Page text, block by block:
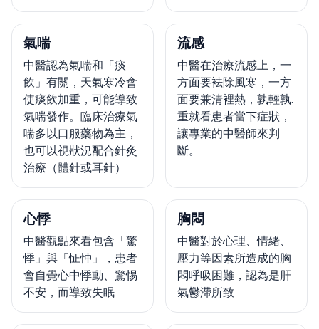
氣喘
中醫認為氣喘和「痰
飲」有關，天氣寒冷會
使痰飲加重，可能導致
氣喘發作。臨床治療氣
喘多以口服藥物為主，
也可以視狀況配合針灸
治療（體針或耳針）
流感
中醫在治療流感上，一
方面要袪除風寒，一方
面要兼清裡熱，孰輕孰.
重就看患者當下症狀，
讓專業的中醫師來判
斷。
心悸
中醫觀點來看包含「驚
悸」與「怔忡」，患者
會自覺心中悸動、驚惕
不安，而導致失眠
胸悶
中醫對於心理、情緒、
壓力等因素所造成的胸
悶呼吸困難，認為是肝
氣鬱滯所致